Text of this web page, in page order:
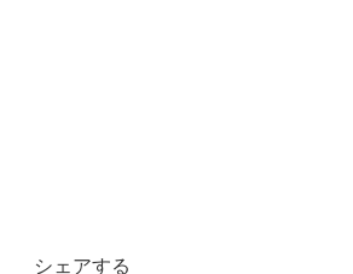
シェアする